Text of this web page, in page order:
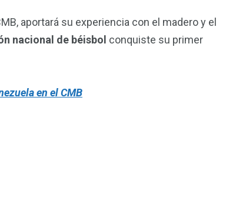
aportará su experiencia con el madero y el
nacional de béisbol conquiste su primer
en el CMB